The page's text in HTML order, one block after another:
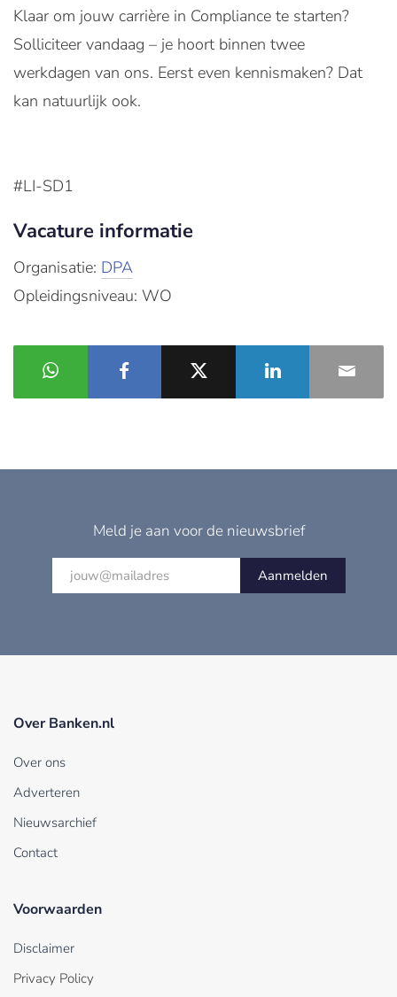
Klaar om jouw carrière in Compliance te starten?
Solliciteer vandaag – je hoort binnen twee
werkdagen van ons. Eerst even kennismaken? Dat
kan natuurlijk ook.
#LI-SD1
Vacature informatie
Organisatie: DPA
Opleidingsniveau: WO
Meld je aan voor de nieuwsbrief
Aanmelden
Over Banken.nl
Over ons
Adverteren
Nieuwsarchief
Contact
Voorwaarden
Disclaimer
Privacy Policy